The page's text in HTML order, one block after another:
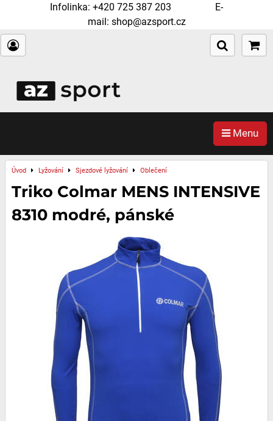
Infolinka: +420 725 387 203 E-
mail: shop@azsport.cz
Menu
Úvod Lyžování Sjezdové lyžování Oblečení
Triko Colmar MENS INTENSIVE
8310 modré, pánské